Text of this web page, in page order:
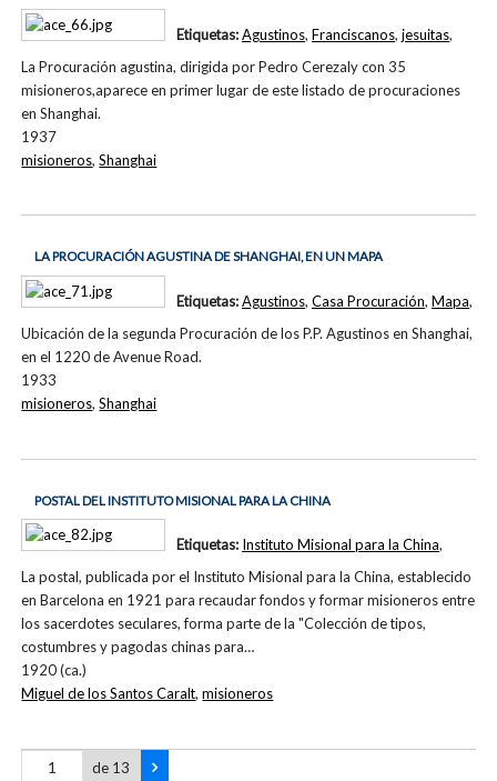
La Procuración agustina, dirigida por Pedro Cerezaly con 35
misioneros,aparece en primer lugar de este listado de procuraciones
en Shanghai.
1937
Etiquetas:Agustinos, Franciscanos, jesuitas,
misioneros,Shanghai
LA PROCURACIÓN AGUSTINA DE SHANGHAI, EN UN MAPA
Ubicación de la segunda Procuración de los P.P. Agustinos en Shanghai,
en el 1220 de Avenue Road.
1933
Etiquetas:Agustinos, Casa Procuración, Mapa,
misioneros,Shanghai
POSTAL DEL INSTITUTO MISIONAL PARA LA CHINA
La postal, publicada por el Instituto Misional para la China, establecido
en Barcelona en 1921 para recaudar fondos y formar misioneros entre
los sacerdotes seculares, forma parte de la "Colección de tipos,
costumbres y pagodas chinas para…
1920 (ca.)
Etiquetas: Instituto Misional para la China,
Miguel de los Santos Caralt,misioneros
de 13